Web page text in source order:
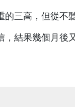
三高，但從不
，結果幾個月後